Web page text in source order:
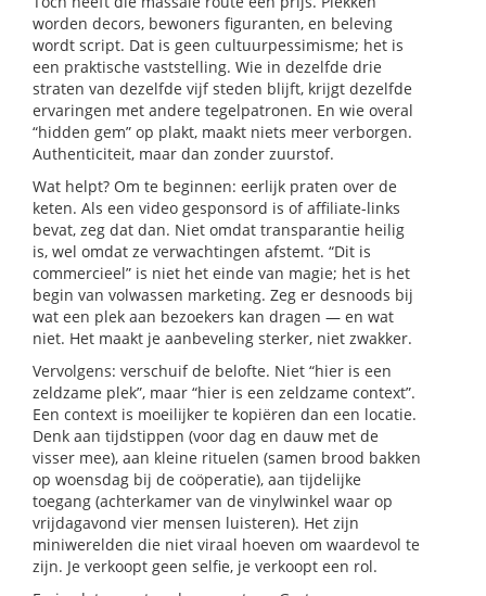
worden decors, bewoners figuranten, en beleving
wordt script. Dat is geen cultuurpessimisme; het is
een praktische vaststelling. Wie in dezelfde drie
straten van dezelfde vijf steden blijft, krijgt dezelfde
ervaringen met andere tegelpatronen. En wie overal
“hidden gem” op plakt, maakt niets meer verborgen.
Authenticiteit, maar dan zonder zuurstof.
Wat helpt? Om te beginnen: eerlijk praten over de
keten. Als een video gesponsord is of affiliate-links
bevat, zeg dat dan. Niet omdat transparantie heilig
is, wel omdat ze verwachtingen afstemt. “Dit is
commercieel” is niet het einde van magie; het is het
begin van volwassen marketing. Zeg er desnoods bij
wat een plek aan bezoekers kan dragen — en wat
niet. Het maakt je aanbeveling sterker, niet zwakker.
Vervolgens: verschuif de belofte. Niet “hier is een
zeldzame plek”, maar “hier is een zeldzame context”.
Een context is moeilijker te kopiëren dan een locatie.
Denk aan tijdstippen (voor dag en dauw met de
visser mee), aan kleine rituelen (samen brood bakken
op woensdag bij de coöperatie), aan tijdelijke
toegang (achterkamer van de vinylwinkel waar op
vrijdagavond vier mensen luisteren). Het zijn
miniwerelden die niet viraal hoeven om waardevol te
zijn. Je verkoopt geen selfie, je verkoopt een rol.